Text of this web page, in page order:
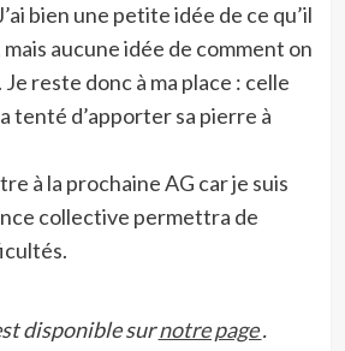
bien une petite idée de ce qu’il
aucune idée de comment on
reste donc à ma place : celle
tenté d’apporter sa pierre à
à la prochaine AG car je suis
collective permettra de
disponible surnotre page.